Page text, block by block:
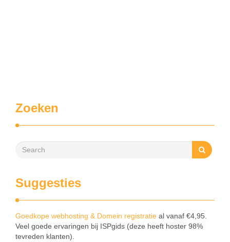
Zoeken
Suggesties
Goedkope webhosting & Domein registratie al vanaf €4,95.
Veel goede ervaringen bij ISPgids (deze heeft hoster 98%
tevreden klanten).